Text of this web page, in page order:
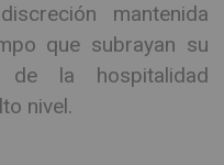
mantenida
que subrayan su
de la hospitalidad
nivel.